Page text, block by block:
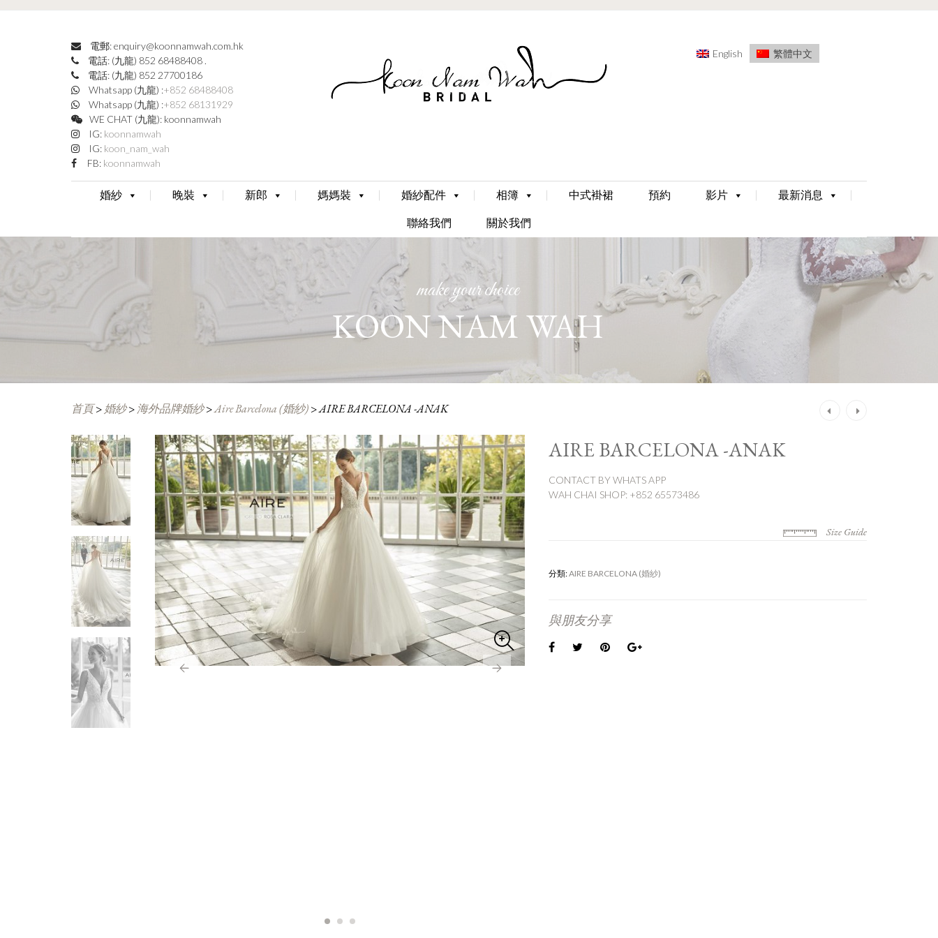
電郵: enquiry@koonnamwah.com.hk
電話: (九龍) 852 68488408 .
電話: (九龍) 852 27700186
Whatsapp (九龍) :+852 68488408
Whatsapp (九龍) :+852 68131929
WE CHAT (九龍): koonnamwah
IG: koonnamwah
IG: koon_nam_wah
FB: koonnamwah
English 繁體中文
Skip
to
content
婚紗 晚裝 新郎 媽媽裝 婚紗配件 相簿 中式褂裙 預約 影片
最新消息
聯絡我們
關於我們
make your choice
KOON NAM WAH
首頁> 婚紗>海外品牌婚紗>Aire Barcelona (婚紗)>AIRE BARCELONA -ANAK
AIRE BARCELONA -ANAK
CONTACT BY WHATS APP
WAH CHAI SHOP: +852 65573486
Size Guide
分類:AIRE BARCELONA (婚紗)
與朋友分享